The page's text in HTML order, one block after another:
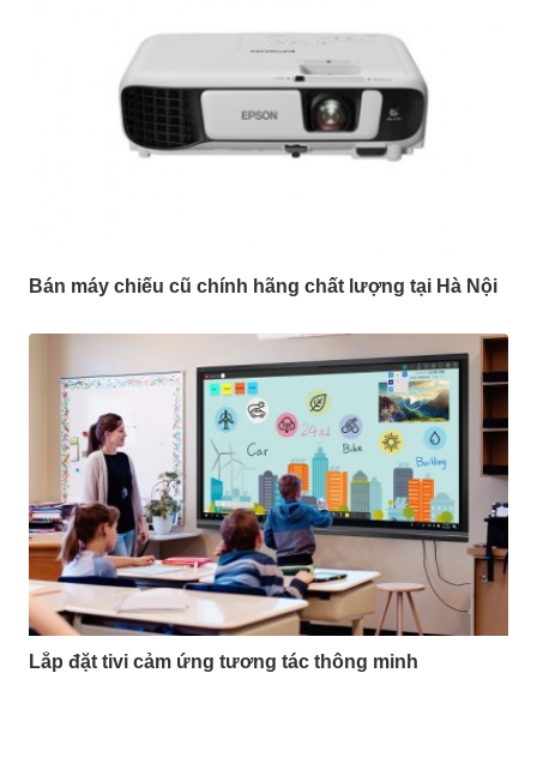
Bán máy chiếu cũ chính hãng chất lượng tại Hà Nội
Lắp đặt tivi cảm ứng tương tác thông minh